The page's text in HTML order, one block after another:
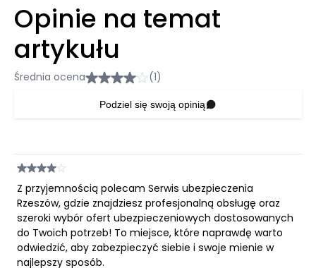
Opinie na temat
artykułu
Średnia ocena (1)
Podziel się swoją opinią
Z przyjemnością polecam Serwis ubezpieczenia
Rzeszów, gdzie znajdziesz profesjonalną obsługę oraz
szeroki wybór ofert ubezpieczeniowych dostosowanych
do Twoich potrzeb! To miejsce, które naprawdę warto
odwiedzić, aby zabezpieczyć siebie i swoje mienie w
najlepszy sposób.